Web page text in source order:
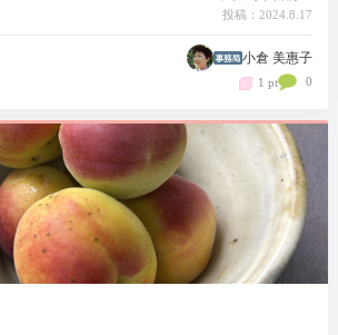
投稿：2024.8.17
小倉 美惠子
1 pt 0